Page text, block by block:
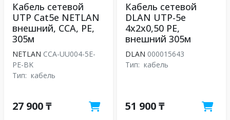
Кабель сетевой
UTP Cat5e NETLAN
внешний, СCA, PE,
305м
NETLAN CCA-UU004-5E-
PE-BK
Тип: кабель
27 900 ₸
Кабель сетевой
DLAN UTP-5e
4x2x0,50 PE,
внешний 305м
DLAN 000015643
Тип: кабель
51 900 ₸